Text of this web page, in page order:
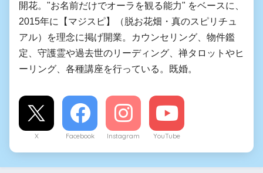
開花。"お名前だけでオーラを観る能力" をベースに、
2015年に【マジスピ】（脱お花畑・真のスピリチュ
アル）を理念に掲げ開業。カウンセリング、物件鑑
定、守護霊や過去世のリーディング、禅タロットやヒ
ーリング、各種講座を行っている。既婚。
X Facebook Instagram YouTube